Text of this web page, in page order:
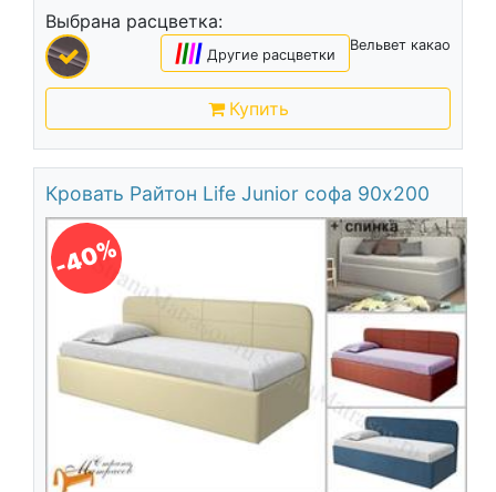
Выбрана расцветка:
Вельвет какао
|||| Другие расцветки
Купить
Кровать Райтон Life Junior софа 90х200
-40%